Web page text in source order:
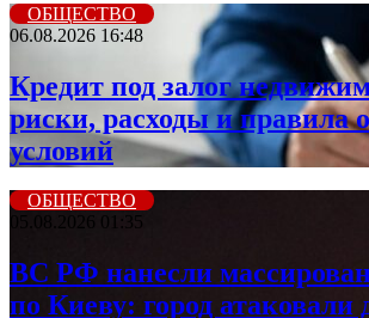
ОБЩЕСТВО
06.08.2026 16:48
Кредит под залог
риски, расходы и правила
условий
ОБЩЕСТВО
05.08.2026 01:35
ВС РФ нанесли
по Киеву: город атаковали